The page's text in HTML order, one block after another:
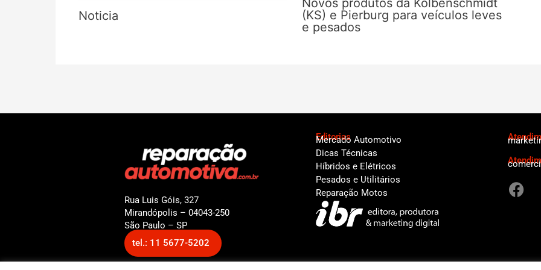
Noticia
(KS) e Pierburg para veículos leves
e pesados
Rua Luis Góis, 327
Mirandópolis – 04043-250
São Paulo – SP
tel.: 11 5677-5202
Editorias
Mercado Automotivo
Dicas Técnicas
Híbridos e Elétricos
Pesados e Utilitários
Reparação Motos
F
a
o